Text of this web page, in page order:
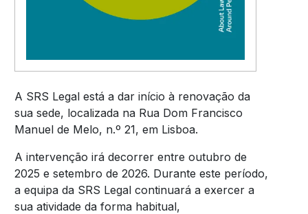
A SRS Legal está a dar início à renovação da
sua sede, localizada na Rua Dom Francisco
Manuel de Melo, n.º 21, em Lisboa.
A intervenção irá decorrer entre outubro de
2025 e setembro de 2026. Durante este período,
a equipa da SRS Legal continuará a exercer a
sua atividade da forma habitual,